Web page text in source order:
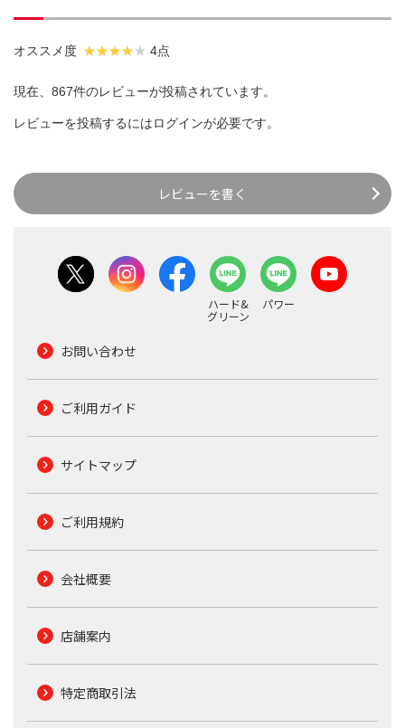
オススメ度 4点
現在、867件のレビューが投稿されています。
レビューを投稿するにはログインが必要です。
レビューを書く
ハード&
グリーン
パワー
お問い合わせ
ご利用ガイド
サイトマップ
ご利用規約
会社概要
店舗案内
特定商取引法